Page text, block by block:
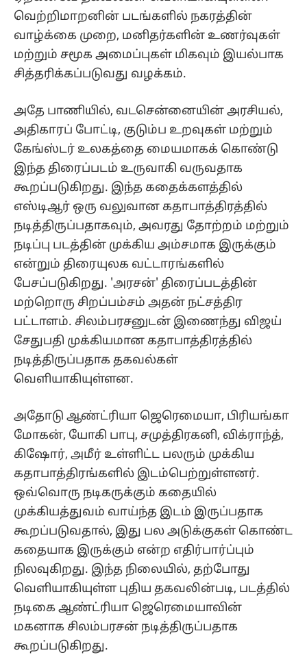
வெற்றிமாறனின் படங்களில் நகரத்தின்
வாழ்க்கை முறை, மனிதர்களின் உணர்வுகள்
மற்றும் சமூக அமைப்புகள் மிகவும் இயல்பாக
சித்தரிக்கப்படுவது வழக்கம்.
அதே பாணியில், வடசென்னையின் அரசியல்,
அதிகாரப் போட்டி, குடும்ப உறவுகள் மற்றும்
கேங்ஸ்டர் உலகத்தை மையமாகக் கொண்டு
இந்த திரைப்படம் உருவாகி வருவதாக
கூறப்படுகிறது. இந்த கதைக்களத்தில்
எஸ்டிஆர் ஒரு வலுவான கதாபாத்திரத்தில்
நடித்திருப்பதாகவும், அவரது தோற்றம் மற்றும்
நடிப்பு படத்தின் முக்கிய அம்சமாக இருக்கும்
என்றும் திரையுலக வட்டாரங்களில்
பேசப்படுகிறது. 'அரசன்' திரைப்படத்தின்
மற்றொரு சிறப்பம்சம் அதன் நட்சத்திர
பட்டாளம். சிலம்பரசனுடன் இணைந்து விஜய்
சேதுபதி முக்கியமான கதாபாத்திரத்தில்
நடித்திருப்பதாக தகவல்கள்
வெளியாகியுள்ளன.
அதோடு ஆண்ட்ரியா ஜெரெமையா, பிரியங்கா
மோகன், யோகி பாபு, சமுத்திரகனி, விக்ராந்த்,
கிஷோர், அமீர் உள்ளிட்ட பலரும் முக்கிய
கதாபாத்திரங்களில் இடம்பெற்றுள்ளனர்.
ஒவ்வொரு நடிகருக்கும் கதையில்
முக்கியத்துவம் வாய்ந்த இடம் இருப்பதாக
கூறப்படுவதால், இது பல அடுக்குகள் கொண்ட
கதையாக இருக்கும் என்ற எதிர்பார்ப்பும்
நிலவுகிறது. இந்த நிலையில், தற்போது
வெளியாகியுள்ள புதிய தகவலின்படி, படத்தில்
நடிகை ஆண்ட்ரியா ஜெரெமையாவின்
மகனாக சிலம்பரசன் நடித்திருப்பதாக
கூறப்படுகிறது.